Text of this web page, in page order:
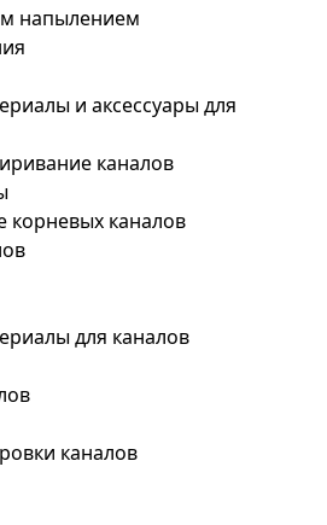
напылением
и аксессуары для
каналов
корневых каналов
для каналов
каналов